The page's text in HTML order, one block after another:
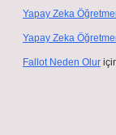
Yapay Zeka
Yapay Zeka
Fallot Neden Olur